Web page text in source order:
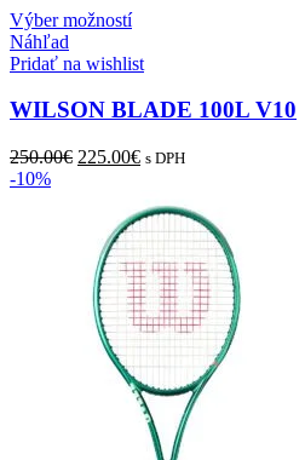
na
stránke
produktu.
290.00€.
Výber možnostíTento
má
variantov.
si
môžete
na
stránke
produktu.
Náhľad
Pridať na wishlist
WILSON BLADE 100L V10
250.00€ Pôvodná
250.00€.
225.00€Aktuálna
225.00€.
s DPH
-10%